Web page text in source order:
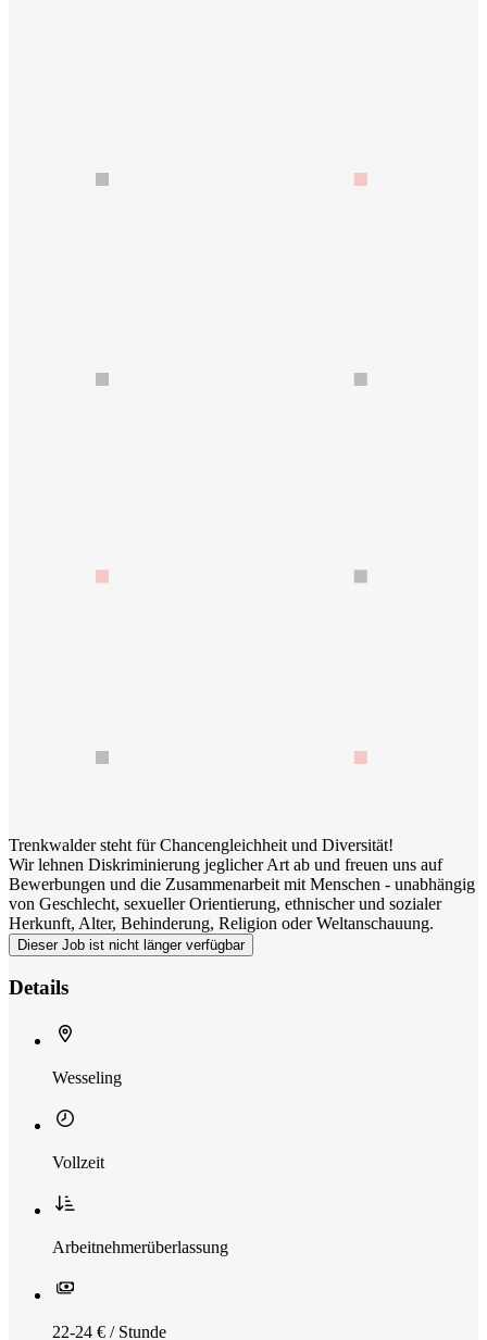
Trenkwalder steht für Chancengleichheit und Diversität!
Wir lehnen Diskriminierung jeglicher Art ab und freuen uns auf
Bewerbungen und die Zusammenarbeit mit Menschen - unabhängig
von Geschlecht, sexueller Orientierung, ethnischer und sozialer
Herkunft, Alter, Behinderung, Religion oder Weltanschauung.
Dieser Job ist nicht länger verfügbar
Details
Wesseling
Vollzeit
Arbeitnehmerüberlassung
22-24 € / Stunde